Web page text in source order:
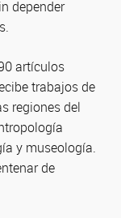
depender
artículos
trabajos de
regiones del
y museología.
de